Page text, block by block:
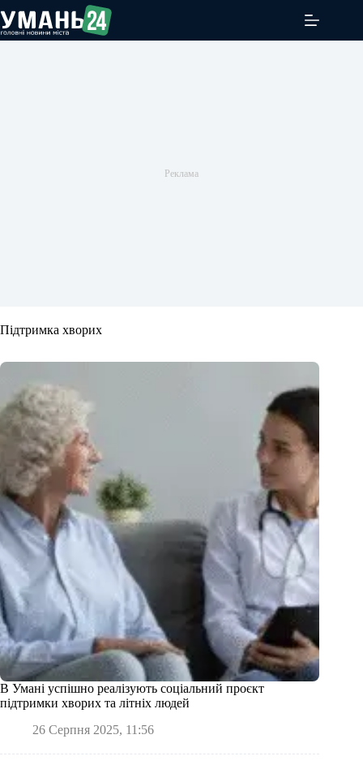
до
вмісту
Підтримка хворих
В Умані успішно реалізують соціальний проєкт
підтримки хворих та літніх людей
26 Серпня 2025, 11:56